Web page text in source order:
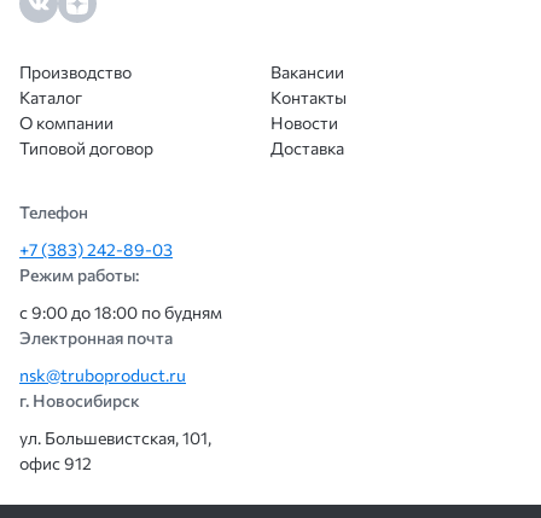
Производство
Каталог
О компании
Типовой договор
Вакансии
Контакты
Новости
Доставка
Телефон
+7 (383) 242-89-03
Режим работы:
с 9:00 до 18:00 по будням
Электронная почта
nsk@truboproduct.ru
г. Новосибирск
ул. Большевистская, 101,
офис 912